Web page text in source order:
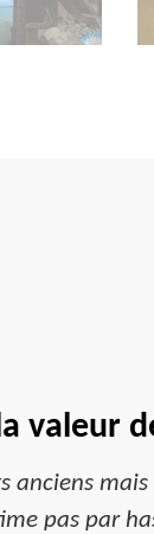
valeur
anciens
pas par